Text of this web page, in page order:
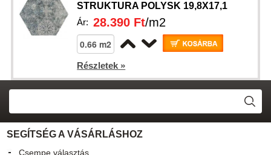
STRUKTURA POLYSK 19,8X17,1
Ár: 28.390 Ft/m2
Részletek »
SEGÍTSÉG A VÁSÁRLÁSHOZ
Csempe választás